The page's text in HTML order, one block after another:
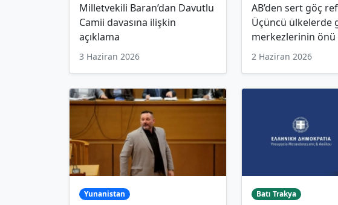
Milletvekili Baran’dan Davutlu
Camii davasına ilişkin
açıklama
3 Haziran 2026
AB’den sert göç
Üçüncü ülkelerde
merkezlerinin önü
2 Haziran 2026
Yunanistan Batı Trakya